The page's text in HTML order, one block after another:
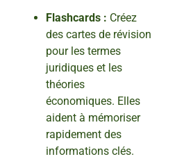
Flashcards : Créez
des cartes de révision
pour les termes
juridiques et les
théories
économiques. Elles
aident à mémoriser
rapidement des
informations clés.